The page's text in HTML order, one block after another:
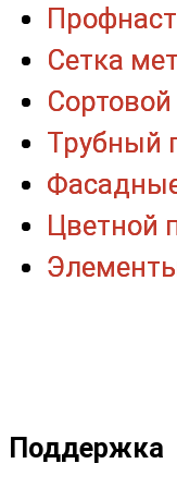
Поддержка
Сетка
Трубный
Цветной
Сетка
Трубный
Цветной